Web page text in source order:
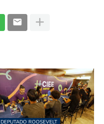
DEPUTADO ROOSEVELT